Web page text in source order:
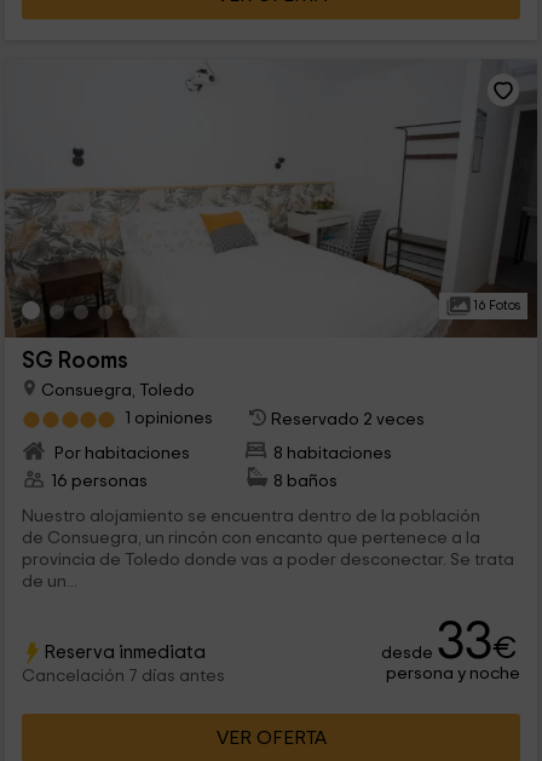
16 Fotos
SG Rooms
Consuegra, Toledo
1 opiniones
Reservado 2 veces
Por habitaciones
8 habitaciones
16 personas
8 baños
Nuestro alojamiento se encuentra dentro de la población
de Consuegra, un rincón con encanto que pertenece a la
provincia de Toledo donde vas a poder desconectar. Se trata
de un...
Reserva inmediata
Cancelación 7 días antes
desde 33€
persona y noche
VER OFERTA